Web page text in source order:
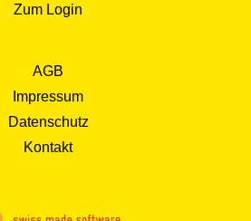
Zum Login
AGB
Impressum
Datenschutz
Kontakt